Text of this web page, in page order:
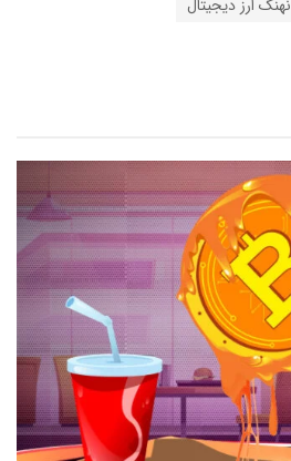
نهنگ ارز دیجیتال